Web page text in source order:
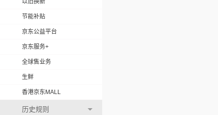
以旧换新
节能补贴
京东公益平台
京东服务+
全球售业务
生鲜
香港京东MALL
历史规则